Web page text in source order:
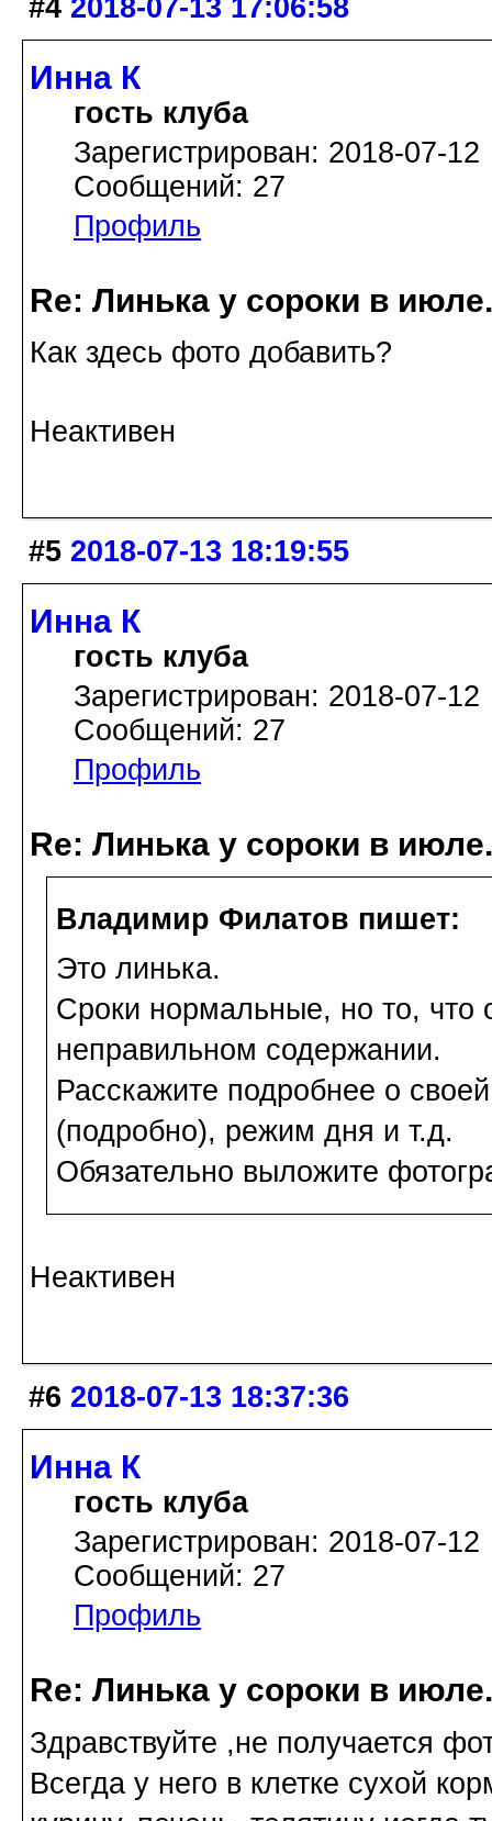
#4 2018-07-13 17:06:58
Инна К
гость клуба
Зарегистрирован: 2018-07-12
Сообщений: 27
Профиль
Re: Линька у сороки в
Как здесь фото добавить?
Неактивен
#5 2018-07-13 18:19:55
Инна К
гость клуба
Зарегистрирован: 2018-07-12
Сообщений: 27
Профиль
Re: Линька у сороки в
Владимир Филатов пишет:
Это линька.
Сроки нормальные, но то, что
неправильном содержании.
Расскажите подробнее о
(подробно), режим дня и т.д.
Обязательно выложите
Неактивен
#6 2018-07-13 18:37:36
Инна К
гость клуба
Зарегистрирован: 2018-07-12
Сообщений: 27
Профиль
Re: Линька у сороки в
Здравствуйте ,не получается
Всегда у него в клетке сухой